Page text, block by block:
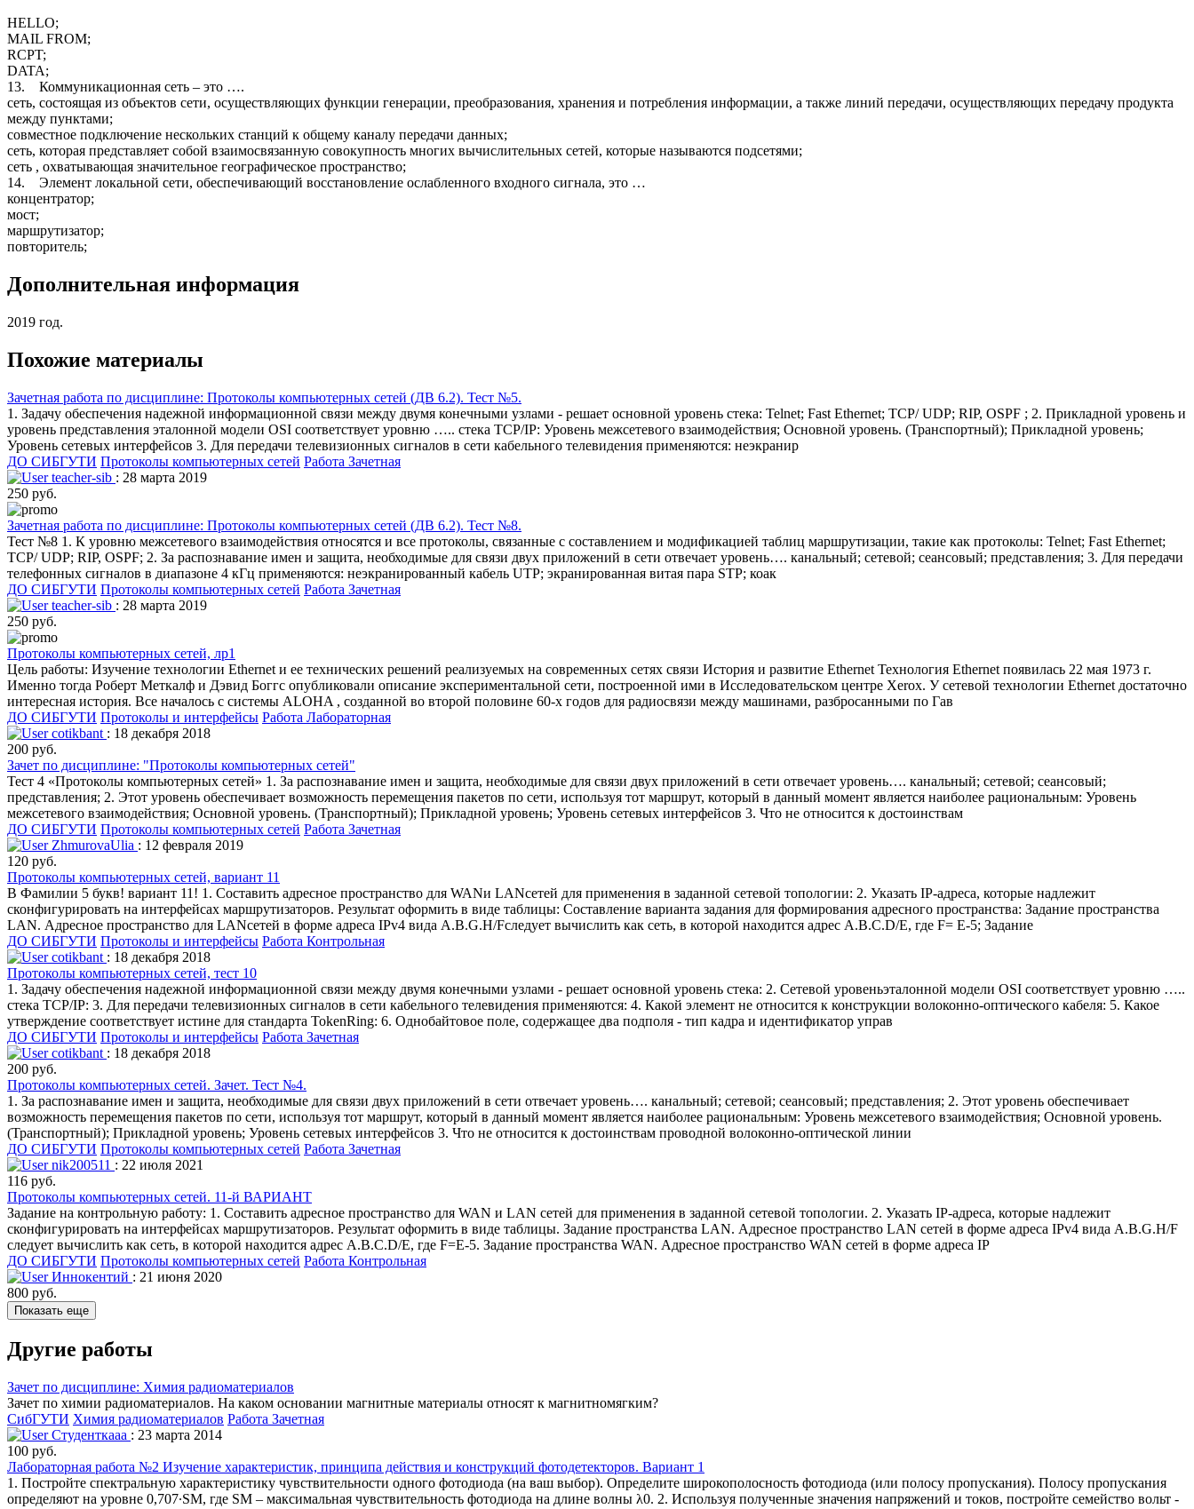
HELLO;
MAIL FROM;
RCPT;
DATA;
13. Коммуникационная сеть – это ….
сеть, состоящая из объектов сети, осуществляющих функции генерации, преобразования, хранения и потребления информации, а также линий передачи, осуществляющих передачу продукта
между пунктами;
совместное подключение нескольких станций к общему каналу передачи данных;
сеть, которая представляет собой взаимосвязанную совокупность многих вычислительных сетей, которые называются подсетями;
сеть , охватывающая значительное географическое пространство;
14. Элемент локальной сети, обеспечивающий восстановление ослабленного входного сигнала, это …
концентратор;
мост;
маршрутизатор;
повторитель;
Дополнительная информация
2019 год.
Похожие материалы
Зачетная работа по дисциплине: Протоколы компьютерных сетей (ДВ 6.2). Тест №5.
1. Задачу обеспечения надежной информационной связи между двумя конечными узлами - решает основной уровень стека: Telnet; Fast Ethernet; TCP/ UDP; RIP, OSPF ; 2. Прикладной уровень и
уровень представления эталонной модели OSI соответствует уровню ….. стека TCP/IP: Уровень межсетевого взаимодействия; Основной уровень. (Транспортный); Прикладной уровень;
Уровень сетевых интерфейсов 3. Для передачи телевизионных сигналов в сети кабельного телевидения применяются: неэкранир
ДО СИБГУТИ Протоколы компьютерных сетей Работа Зачетная
teacher-sib : 28 марта 2019
250 руб.
Зачетная работа по дисциплине: Протоколы компьютерных сетей (ДВ 6.2). Тест №8.
Тест №8 1. К уровню межсетевого взаимодействия относятся и все протоколы, связанные с составлением и модификацией таблиц маршрутизации, такие как протоколы: Telnet; Fast Ethernet;
TCP/ UDP; RIP, OSPF; 2. За распознавание имен и защита, необходимые для связи двух приложений в сети отвечает уровень…. канальный; сетевой; сеансовый; представления; 3. Для передачи
телефонных сигналов в диапазоне 4 кГц применяются: неэкранированный кабель UTP; экранированная витая пара STP; коак
ДО СИБГУТИ Протоколы компьютерных сетей Работа Зачетная
teacher-sib : 28 марта 2019
250 руб.
Протоколы компьютерных сетей, лр1
Цель работы: Изучение технологии Ethernet и ее технических решений реализуемых на современных сетях связи История и развитие Ethernet Технология Ethernet появилась 22 мая 1973 г.
Именно тогда Роберт Меткалф и Дэвид Боггс опубликовали описание экспериментальной сети, построенной ими в Исследовательском центре Xerox. У сетевой технологии Ethernet достаточно
интересная история. Все началось с системы ALOHA , созданной во второй половине 60-х годов для радиосвязи между машинами, разбросанными по Гав
ДО СИБГУТИ Протоколы и интерфейсы Работа Лабораторная
cotikbant : 18 декабря 2018
200 руб.
Зачет по дисциплине: "Протоколы компьютерных сетей"
Тест 4 «Протоколы компьютерных сетей» 1. За распознавание имен и защита, необходимые для связи двух приложений в сети отвечает уровень…. канальный; сетевой; сеансовый;
представления; 2. Этот уровень обеспечивает возможность перемещения пакетов по сети, используя тот маршрут, который в данный момент является наиболее рациональным: Уровень
межсетевого взаимодействия; Основной уровень. (Транспортный); Прикладной уровень; Уровень сетевых интерфейсов 3. Что не относится к достоинствам
ДО СИБГУТИ Протоколы компьютерных сетей Работа Зачетная
ZhmurovaUlia : 12 февраля 2019
120 руб.
Протоколы компьютерных сетей, вариант 11
В Фамилии 5 букв! вариант 11! 1. Составить адресное пространство для WANи LANсетей для применения в заданной сетевой топологии: 2. Указать IP-адреса, которые надлежит
сконфигурировать на интерфейсах маршрутизаторов. Результат оформить в виде таблицы: Составление варианта задания для формирования адресного пространства: Задание пространства
LAN. Адресное пространство для LANсетей в форме адреса IPv4 вида A.B.G.H/Fследует вычислить как сеть, в которой находится адрес A.B.C.D/Е, где F= Е-5; Задание
ДО СИБГУТИ Протоколы и интерфейсы Работа Контрольная
cotikbant : 18 декабря 2018
Протоколы компьютерных сетей, тест 10
1. Задачу обеспечения надежной информационной связи между двумя конечными узлами - решает основной уровень стека: 2. Сетевой уровеньэталонной модели OSI соответствует уровню …..
стека TCP/IP: 3. Для передачи телевизионных сигналов в сети кабельного телевидения применяются: 4. Какой элемент не относится к конструкции волоконно-оптического кабеля: 5. Какое
утверждение соответствует истине для стандарта TokenRing: 6. Однобайтовое поле, содержащее два подполя - тип кадра и идентификатор управ
ДО СИБГУТИ Протоколы и интерфейсы Работа Зачетная
cotikbant : 18 декабря 2018
200 руб.
Протоколы компьютерных сетей. Зачет. Тест №4.
1. За распознавание имен и защита, необходимые для связи двух приложений в сети отвечает уровень…. канальный; сетевой; сеансовый; представления; 2. Этот уровень обеспечивает
возможность перемещения пакетов по сети, используя тот маршрут, который в данный момент является наиболее рациональным: Уровень межсетевого взаимодействия; Основной уровень.
(Транспортный); Прикладной уровень; Уровень сетевых интерфейсов 3. Что не относится к достоинствам проводной волоконно-оптической линии
ДО СИБГУТИ Протоколы компьютерных сетей Работа Зачетная
nik200511 : 22 июля 2021
116 руб.
Протоколы компьютерных сетей. 11-й ВАРИАНТ
Задание на контрольную работу: 1. Составить адресное пространство для WAN и LAN сетей для применения в заданной сетевой топологии. 2. Указать IP-адреса, которые надлежит
сконфигурировать на интерфейсах маршрутизаторов. Результат оформить в виде таблицы. Задание пространства LAN. Адресное пространство LAN сетей в форме адреса IPv4 вида A.B.G.H/F
следует вычислить как сеть, в которой находится адрес A.B.C.D/E, где F=Е-5. Задание пространства WAN. Адресное пространство WAN сетей в форме адреса IP
ДО СИБГУТИ Протоколы компьютерных сетей Работа Контрольная
Иннокентий : 21 июня 2020
800 руб.
Показать еще
Другие работы
Зачет по дисциплине: Химия радиоматериалов
Зачет по химии радиоматериалов. На каком основании магнитные материалы относят к магнитномягким?
СибГУТИ Химия радиоматериалов Работа Зачетная
Студенткааа : 23 марта 2014
100 руб.
Лабораторная работа №2 Изучение характеристик, принципа действия и конструкций фотодетекторов. Вариант 1
1. Постройте спектральную характеристику чувствительности одного фотодиода (на ваш выбор). Определите широкополосность фотодиода (или полосу пропускания). Полосу пропускания
определяют на уровне 0,707∙SM, где SM – максимальная чувствительность фотодиода на длине волны λ0. 2. Используя полученные значения напряжений и токов, постройте семейство вольт -